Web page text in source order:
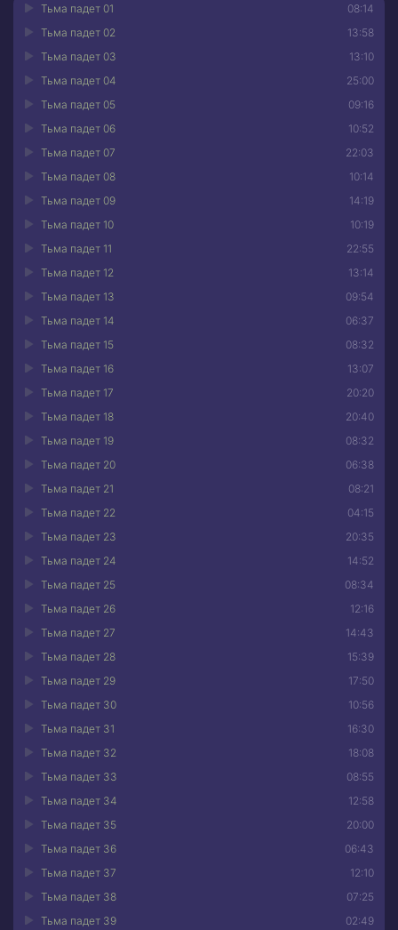
08:14
Тьма падет 01
13:58
Тьма падет 02
13:10
Тьма падет 03
25:00
Тьма падет 04
09:16
Тьма падет 05
10:52
Тьма падет 06
22:03
Тьма падет 07
10:14
Тьма падет 08
14:19
Тьма падет 09
10:19
Тьма падет 10
22:55
Тьма падет 11
13:14
Тьма падет 12
09:54
Тьма падет 13
06:37
Тьма падет 14
08:32
Тьма падет 15
13:07
Тьма падет 16
20:20
Тьма падет 17
20:40
Тьма падет 18
08:32
Тьма падет 19
06:38
Тьма падет 20
08:21
Тьма падет 21
04:15
Тьма падет 22
20:35
Тьма падет 23
14:52
Тьма падет 24
08:34
Тьма падет 25
12:16
Тьма падет 26
14:43
Тьма падет 27
15:39
Тьма падет 28
17:50
Тьма падет 29
10:56
Тьма падет 30
16:30
Тьма падет 31
18:08
Тьма падет 32
08:55
Тьма падет 33
12:58
Тьма падет 34
20:00
Тьма падет 35
06:43
Тьма падет 36
12:10
Тьма падет 37
07:25
Тьма падет 38
02:49
Тьма падет 39